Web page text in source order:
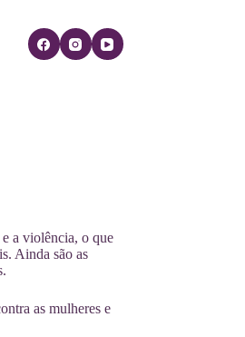
a violência, o que
Ainda são as
as mulheres e